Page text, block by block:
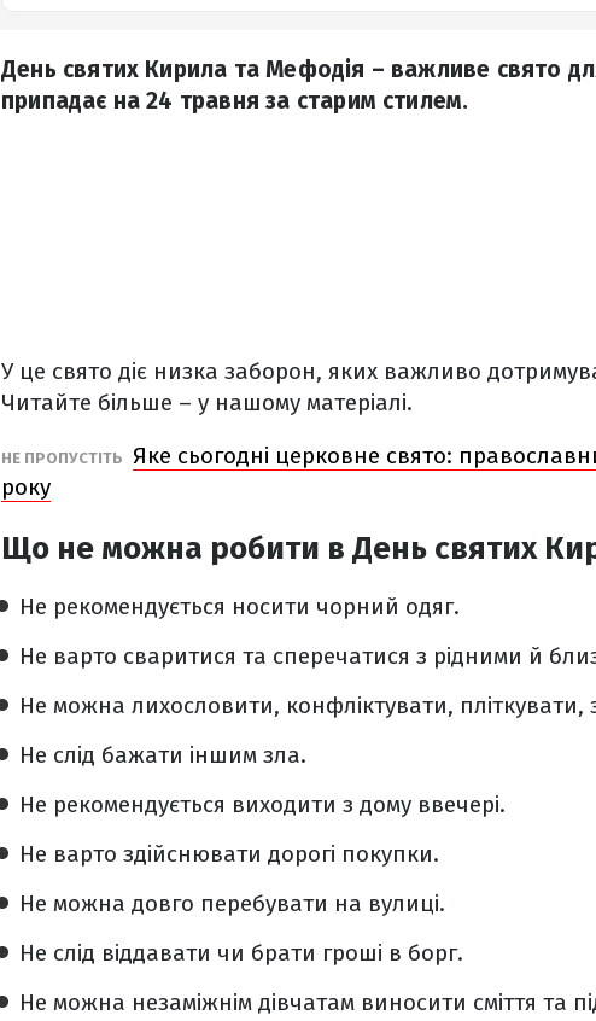
День святих Кирила та Мефодія – важливе свято
припадає на 24 травня за старим стилем.
У це свято діє низка заборон, яких важливо
Читайте більше – у нашому матеріалі.
НЕ ПРОПУСТІТЬ Яке сьогодні церковне свято:
року
Що не можна робити в День святих
Не рекомендується носити чорний одяг.
Не варто сваритися та сперечатися з рідними й
Не можна лихословити, конфліктувати,
Не слід бажати іншим зла.
Не рекомендується виходити з дому ввечері.
Не варто здійснювати дорогі покупки.
Не можна довго перебувати на вулиці.
Не слід віддавати чи брати гроші в борг.
Не можна незаміжнім дівчатам виносити сміття та